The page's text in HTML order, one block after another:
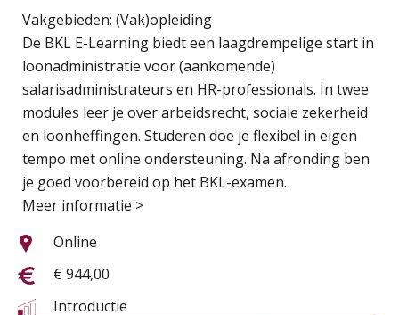
Vakgebieden: (Vak)opleiding
De BKL E-Learning biedt een laagdrempelige start in
loonadministratie voor (aankomende)
salarisadministrateurs en HR-professionals. In twee
modules leer je over arbeidsrecht, sociale zekerheid
en loonheffingen. Studeren doe je flexibel in eigen
tempo met online ondersteuning. Na afronding ben
je goed voorbereid op het BKL-examen.
Meer informatie >
Online
€ 944,00
Introductie